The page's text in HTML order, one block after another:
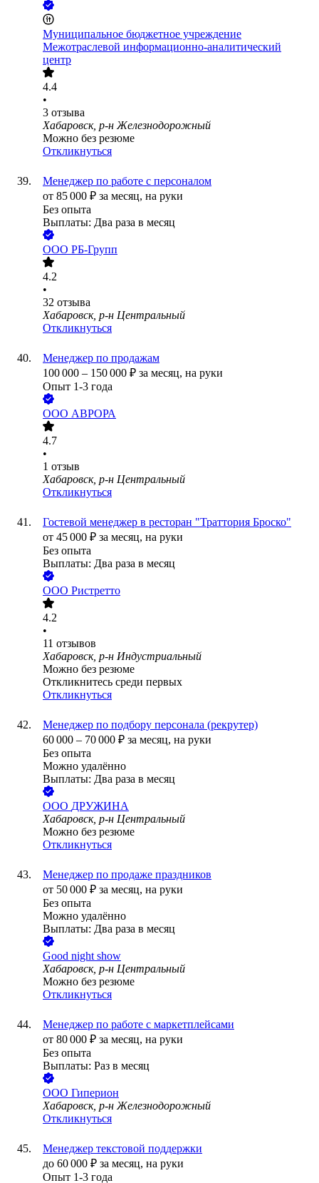
Муниципальное бюджетное учреждение
Межотраслевой информационно-аналитический
центр
4.4
•
3 отзыва
Хабаровск, р-н Железнодорожный
Можно без резюме
Откликнуться
Менеджер по работе с персоналом
от 85 000 ₽ за месяц, на руки
Без опыта
Выплаты: Два раза в месяц
ООО РБ-Групп
4.2
•
32 отзыва
Хабаровск, р-н Центральный
Откликнуться
Менеджер по продажам
100 000 – 150 000 ₽ за месяц, на руки
Опыт 1-3 года
ООО АВРОРА
4.7
•
1 отзыв
Хабаровск, р-н Центральный
Откликнуться
Гостевой менеджер в ресторан "Траттория Броско"
от 45 000 ₽ за месяц, на руки
Без опыта
Выплаты: Два раза в месяц
ООО Ристретто
4.2
•
11 отзывов
Хабаровск, р-н Индустриальный
Можно без резюме
Откликнитесь среди первых
Откликнуться
Менеджер по подбору персонала (рекрутер)
60 000 – 70 000 ₽ за месяц, на руки
Без опыта
Можно удалённо
Выплаты: Два раза в месяц
ООО ДРУЖИНА
Хабаровск, р-н Центральный
Можно без резюме
Откликнуться
Менеджер по продаже праздников
от 50 000 ₽ за месяц, на руки
Без опыта
Можно удалённо
Выплаты: Два раза в месяц
Good night show
Хабаровск, р-н Центральный
Можно без резюме
Откликнуться
Менеджер по работе с маркетплейсами
от 80 000 ₽ за месяц, на руки
Без опыта
Выплаты: Раз в месяц
ООО Гиперион
Хабаровск, р-н Железнодорожный
Откликнуться
Менеджер текстовой поддержки
до 60 000 ₽ за месяц, на руки
Опыт 1-3 года